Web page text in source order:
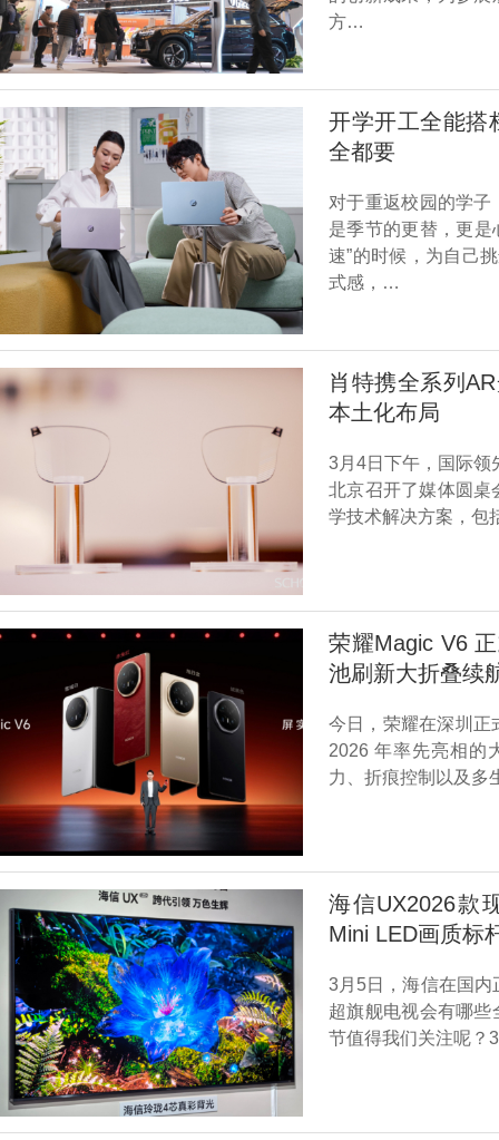
方…
开学开工全能搭
全都要
对于重返校园的学
是季节的更替，更是
速”的时候，为自己
式感，…
肖特携全系列
本土化布局
3月4日下午，国际领
北京召开了媒体圆桌
学技术解决方案，包
荣耀Magic V6
池刷新大折叠续
今日，荣耀在深圳
2026 年率先亮相的
力、折痕控制以及
海信UX2026款
Mini LED画质标
3月5日，海信在国
超旗舰电视会有哪
节值得我们关注呢？